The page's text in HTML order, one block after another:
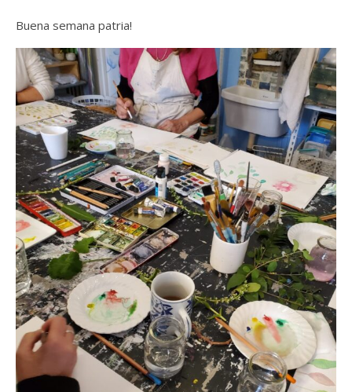
Buena semana patria!